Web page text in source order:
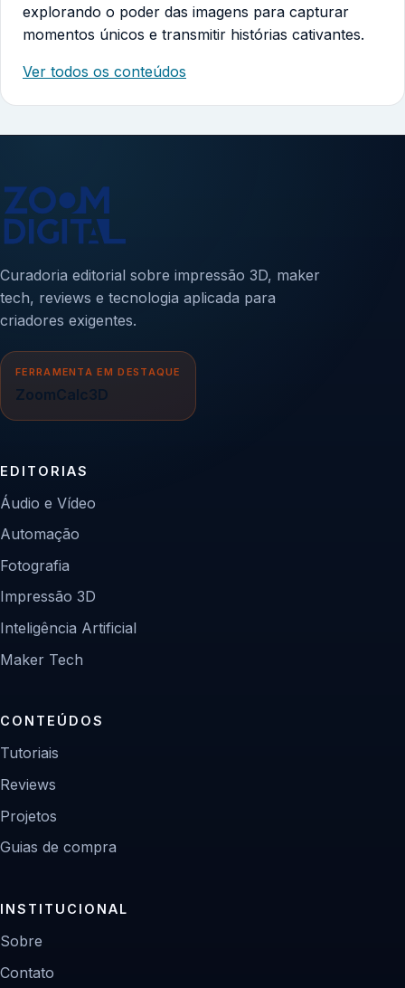
explorando o poder das imagens para capturar
momentos únicos e transmitir histórias cativantes.
Ver todos os conteúdos
Curadoria editorial sobre impressão 3D, maker
tech, reviews e tecnologia aplicada para
criadores exigentes.
FERRAMENTA EM DESTAQUE
ZoomCalc3D
EDITORIAS
Áudio e Vídeo
Automação
Fotografia
Impressão 3D
Inteligência Artificial
Maker Tech
CONTEÚDOS
Tutoriais
Reviews
Projetos
Guias de compra
INSTITUCIONAL
Sobre
Contato